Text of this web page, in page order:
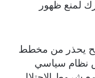
لمنع ظهور
يحذر من مخطط
نظام سياسي